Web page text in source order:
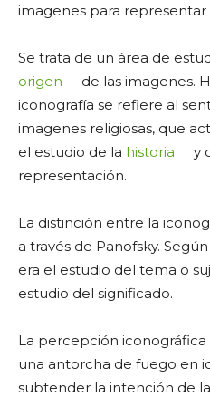
imagenes para
Se trata de un área de
origen
de las imagenes.
iconografía se refiere al
imagenes religiosas, que
el estudio de la historia
y
representación.
La distinción entre la
a través de Panofsky.
era el estudio del tema o
estudio del significado.
La percepción
una antorcha de fuego en
subtender la intención de